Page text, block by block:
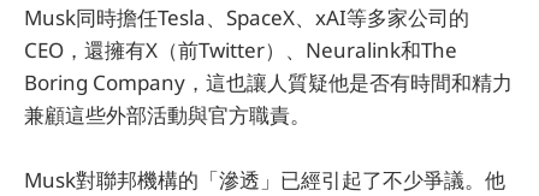
Musk同時擔任Tesla、SpaceX、xAI等多家公司的
CEO，還擁有X（前Twitter）、Neuralink和The
Boring Company，這也讓人質疑他是否有時間和精力
兼顧這些外部活動與官方職責。
Musk對聯邦機構的「滲透」已經引起了不少爭議。他